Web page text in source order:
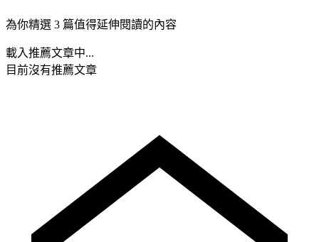
為你精選 3 篇值得延伸閱讀的內容
載入推薦文章中...
目前沒有推薦文章